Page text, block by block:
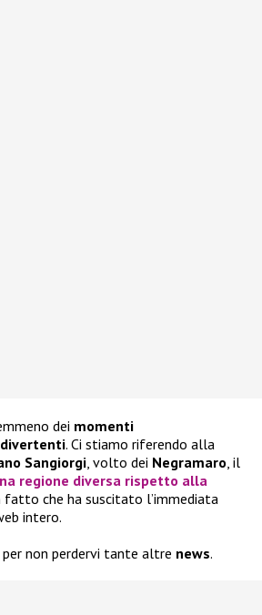
dei momenti
. Ci stiamo riferendo alla
Sangiorgi, volto dei Negramaro, il
regione diversa rispetto alla
fatto che ha suscitato l’immediata
intero.
non perdervi tante altre news.